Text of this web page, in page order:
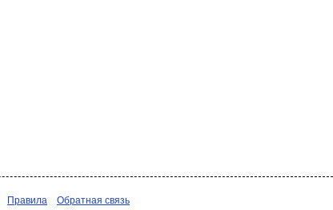
Правила Обратная связь